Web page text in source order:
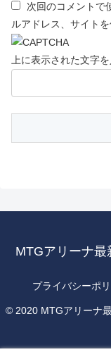
次回のコメントで
ルアドレス、サイトを
上に表示された文字
MTGアリーナ
プライバシーポ
© 2020 MTGアリーナ